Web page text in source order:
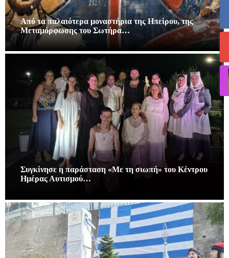
Από τα παλαιότερα μοναστήρια της Ηπείρου, της
Μεταμόρφωσης του Σωτήρα…
Συγκίνησε η παράσταση «Με τη σιωπή» του Κέντρου
Ημέρας Αυτισμού…